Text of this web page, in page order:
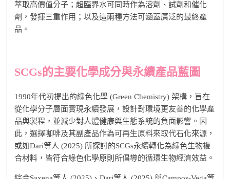
萃取高價值分子；超臨界水可同時作為溶劑、試劑和催化
劑，發揮三重作⽤；以及這兩種方法可涵蓋廣泛的最終產
品。
SCGs的主要化學成分與永續產品藍圖
1990年代初提出的綠色化學 (Green Chemistry) 架構，旨在
從化學分子層面實現永續發展，設計對環境更友善的化學產
品與製程，並減少對人體健康與生態系統的負面影響。因
此，選擇咖啡及其副產品作為可再生原料來取代石化來源，
或如Dari等人 (2025) 所探討的SCGs永續轉化為綠色生物複
合材料，皆符合綠色化學原則所倡導的循環生物經濟效益。